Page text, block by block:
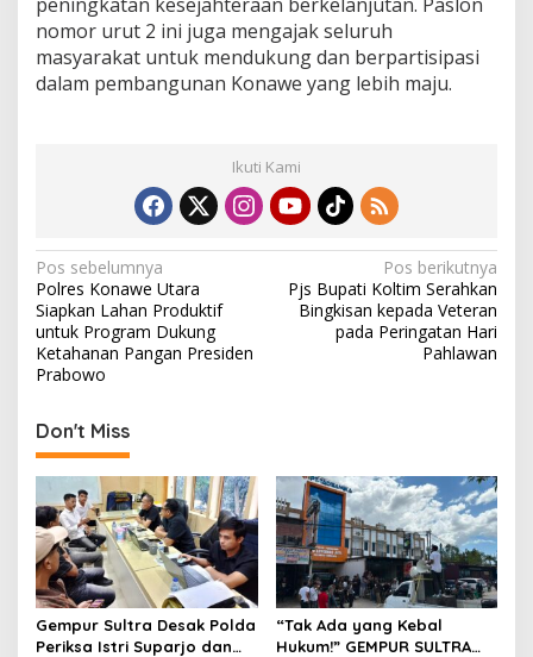
nomor urut 2 ini juga mengajak seluruh
masyarakat untuk mendukung dan berpartisipasi
dalam pembangunan Konawe yang lebih maju.
Ikuti Kami
N
a
v
i
a
s
i
p
o
s
Pos sebelumnya
Polres Konawe Utara
Siapkan Lahan Produktif
untuk Program Dukung
Ketahanan Pangan Presiden
Prabowo
Pos berikutnya
Pjs Bupati Koltim Serahkan
Bingkisan kepada Veteran
pada Peringatan Hari
Pahlawan
Don't Miss
Gempur Sultra Desak Polda
Periksa Istri Suparjo dan
“Tak Ada yang Kebal
Hukum!” GEMPUR SULTRA